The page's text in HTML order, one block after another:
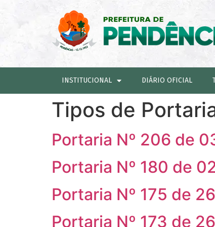
INSTITUCIONAL DIÁRIO OFICIAL
Tipos de
Portaria Nº 206 de
Portaria Nº 180 de
Portaria Nº 175 de
Portaria Nº 173 de